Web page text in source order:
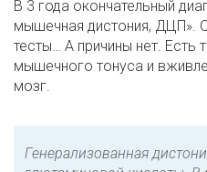
В 3 года окончательный
мышечная дистония, ДЦП».
тесты… А причины нет. Есть
мышечного тонуса и
мозг.
Генерализованная